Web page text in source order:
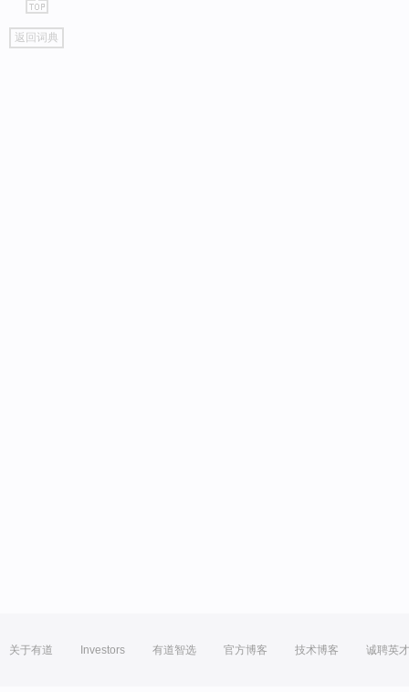
go
top
返回词典
关于有道 Investors 有道智选 官方博客 技术博客 诚聘英才